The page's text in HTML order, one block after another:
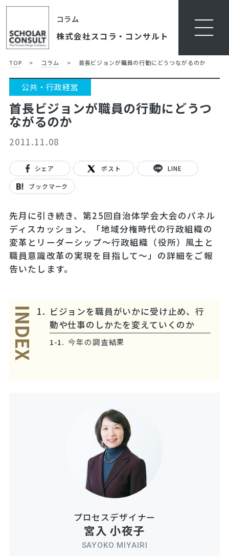
コラム
株式会社スコラ・コンサルト
TOP > コラム > 首長ビジョンが職員の行動にどうつながるのか
公共・行政経営
首長ビジョンが職員の行動にどうつ
ながるのか
2011.11.08
シェア ポスト LINE
ブックマーク
先月に引き続き、第25回自治体学会大会のパネル
ディスカッション、「地域分権時代の行政組織の
変革とリーダーシップ～行政組織（役所）風土と
職員意識改革の実現を目指して～」の詳細をご報
告いたします。
INDEX
ビジョンを職員がいかに受け止め、行
動や仕事のしかたを変えていくのか
今年の調査結果
プロセスデザイナー
宮入 小夜子
SAYOKO MIYAIRI